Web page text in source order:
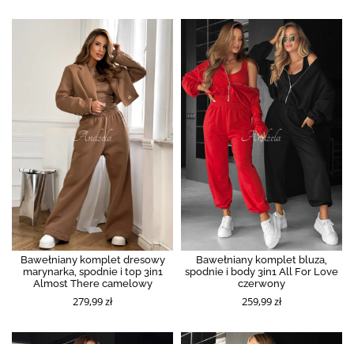
Bawełniany komplet dresowy
marynarka, spodnie i top 3in1
Almost There camelowy
279,99 zł
Bawełniany komplet bluza,
spodnie i body 3in1 All For Love
czerwony
259,99 zł